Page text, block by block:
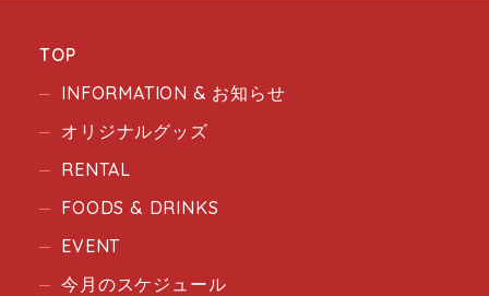
TOP
INFORMATION & お知らせ
オリジナルグッズ
RENTAL
FOODS & DRINKS
EVENT
今月のスケジュール